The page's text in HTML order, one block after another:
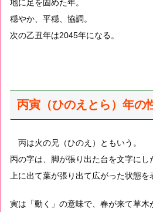
地に足を固めた年。
穏やか、平穏、協調。
次の乙丑年は2045年になる。
丙寅（ひのえとら）年の
丙は火の兄（ひのえ）ともいう。
丙の字は、脚が張り出た台を文字に
上に出て葉が張り出て広がった状態を
寅は「動く」の意味で、春が来て草